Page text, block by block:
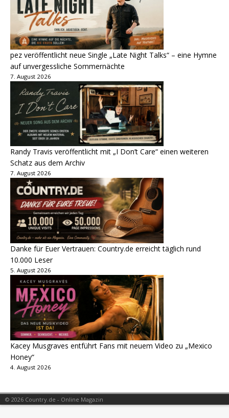
pez veröffentlicht neue Single „Late Night Talks“ – eine Hymne
auf unvergessliche Sommernächte
7. August 2026
Randy Travis veröffentlicht mit „I Don’t Care“ einen weiteren
Schatz aus dem Archiv
7. August 2026
Danke für Euer Vertrauen: Country.de erreicht täglich rund
10.000 Leser
5. August 2026
Kacey Musgraves entführt Fans mit neuem Video zu „Mexico
Honey“
4. August 2026
© 2026 Country.de - Online Magazin